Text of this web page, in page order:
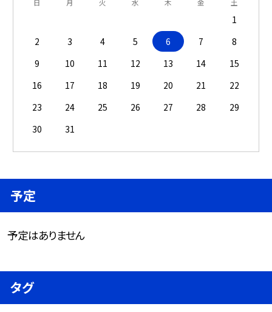
日 月 火 水 木 金 土
1
2
3 4 5 6 7
8
9
10 11 12 13 14
15
16
17 18 19 20 21
22
23
24 25 26 27 28
29
30
31
予定
予定はありません
タグ